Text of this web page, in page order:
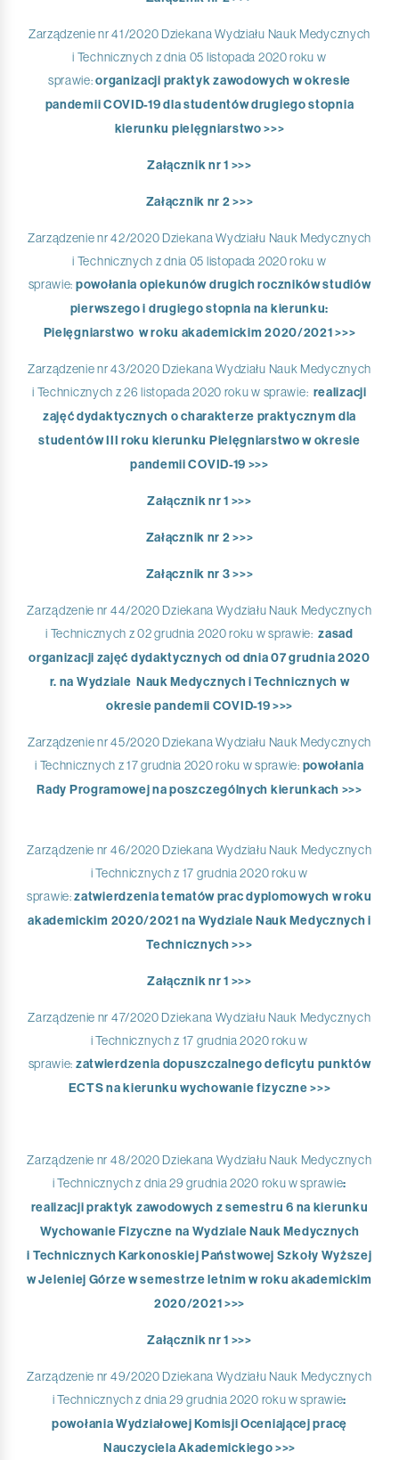
Zarządzenie nr 41/2020 Dziekana Wydziału Nauk Medycznych
i Technicznych z dnia 05 listopada 2020 roku w
sprawie:organizacji praktyk zawodowych w okresie
pandemii COVID-19 dla studentów drugiego stopnia
kierunku pielęgniarstwo >>>
Załącznik nr 1 >>>
Załącznik nr 2 >>>
Zarządzenie nr 42/2020 Dziekana Wydziału Nauk Medycznych
i Technicznych z dnia 05 listopada 2020 roku w
sprawie: powołania opiekunów drugich roczników studiów
pierwszego i drugiego stopnia na kierunku:
Pielęgniarstwo w roku akademickim 2020/2021 >>>
Zarządzenie nr 43/2020 Dziekana Wydziału Nauk Medycznych
i Technicznych z 26 listopada 2020 roku w sprawie: realizacji
zajęć dydaktycznych o charakterze praktycznym dla
studentów III roku kierunku Pielęgniarstwo w okresie
pandemii COVID-19 >>>
Załącznik nr 1 >>>
Załącznik nr 2 >>>
Załącznik nr 3 >>>
Zarządzenie nr 44/2020 Dziekana Wydziału Nauk Medycznych
i Technicznych z 02 grudnia 2020 roku w sprawie:zasad
organizacji zajęć dydaktycznych od dnia 07 grudnia 2020
r. na Wydziale Nauk Medycznych i Technicznych w
okresie pandemii COVID-19 >>>
Zarządzenie nr 45/2020 Dziekana Wydziału Nauk Medycznych
i Technicznych z 17 grudnia 2020 roku w sprawie: powołania
Rady Programowej na poszczególnych kierunkach >>>
Zarządzenie nr 46/2020 Dziekana Wydziału Nauk Medycznych
i Technicznych z 17 grudnia 2020 roku w
sprawie:zatwierdzenia tematów prac dyplomowych w roku
akademickim 2020/2021 na Wydziale Nauk Medycznych i
Technicznych >>>
Załącznik nr 1 >>>
Zarządzenie nr 47/2020 Dziekana Wydziału Nauk Medycznych
i Technicznych z 17 grudnia 2020 roku w
sprawie: zatwierdzenia dopuszczalnego deficytu punktów
ECTS na kierunku wychowanie fizyczne >>>
Zarządzenie nr 48/2020 Dziekana Wydziału Nauk Medycznych
i Technicznych z dnia 29 grudnia 2020 roku w sprawie:
realizacji praktyk zawodowych z semestru 6 na kierunku
Wychowanie Fizyczne na Wydziale Nauk Medycznych
i Technicznych Karkonoskiej Państwowej Szkoły Wyższej
w Jeleniej Górze w semestrze letnim w roku akademickim
2020/2021 >>>
Załącznik nr 1 >>>
Zarządzenie nr 49/2020 Dziekana Wydziału Nauk Medycznych
i Technicznych z dnia 29 grudnia 2020 roku w sprawie:
powołania Wydziałowej Komisji Oceniającej pracę
Nauczyciela Akademickiego >>>